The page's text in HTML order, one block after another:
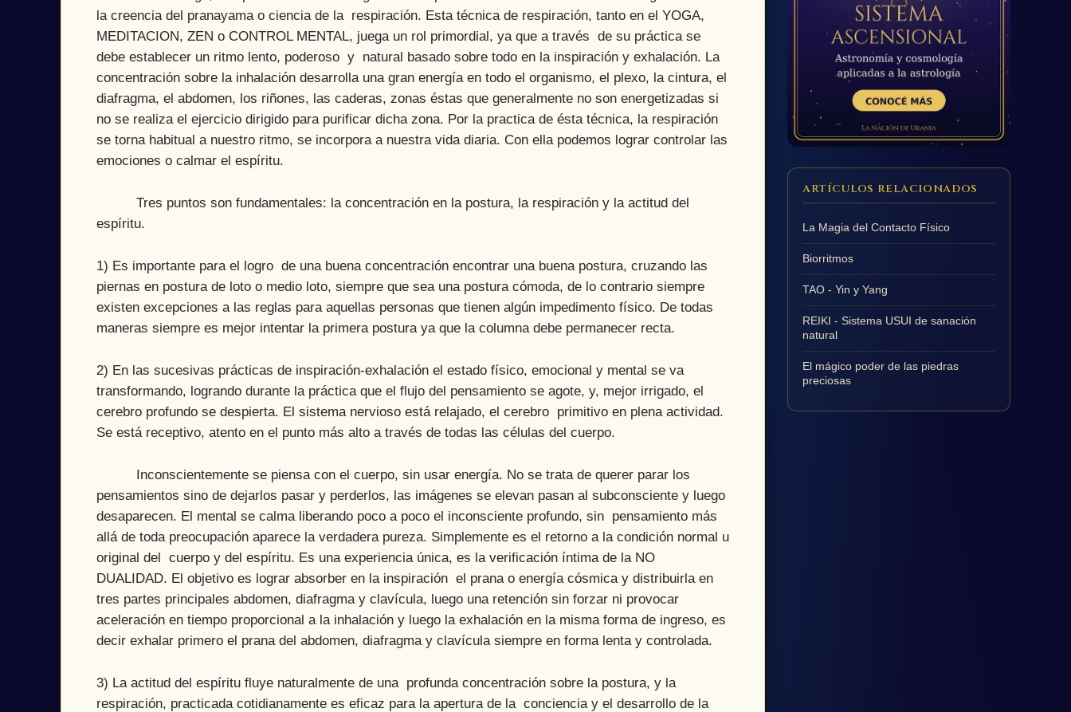
la creencia del pranayama o ciencia de la respiración. Esta técnica de respiración, tanto en el YOGA,
MEDITACION, ZEN o CONTROL MENTAL, juega un rol primordial, ya que a través de su práctica se
debe establecer un ritmo lento, poderoso y natural basado sobre todo en la inspiración y exhalación. La
concentración sobre la inhalación desarrolla una gran energía en todo el organismo, el plexo, la cintura, el
diafragma, el abdomen, los riñones, las caderas, zonas éstas que generalmente no son energetizadas si
no se realiza el ejercicio dirigido para purificar dicha zona. Por la practica de ésta técnica, la respiración
se torna habitual a nuestro ritmo, se incorpora a nuestra vida diaria. Con ella podemos lograr controlar las
emociones o calmar el espíritu.
Tres puntos son fundamentales: la concentración en la postura, la respiración y la actitud del
espíritu.
1) Es importante para el logro de una buena concentración encontrar una buena postura, cruzando las
piernas en postura de loto o medio loto, siempre que sea una postura cómoda, de lo contrario siempre
existen excepciones a las reglas para aquellas personas que tienen algún impedimento físico. De todas
maneras siempre es mejor intentar la primera postura ya que la columna debe permanecer recta.
2) En las sucesivas prácticas de inspiración-exhalación el estado físico, emocional y mental se va
transformando, logrando durante la práctica que el flujo del pensamiento se agote, y, mejor irrigado, el
cerebro profundo se despierta. El sistema nervioso está relajado, el cerebro primitivo en plena actividad.
Se está receptivo, atento en el punto más alto a través de todas las células del cuerpo.
Inconscientemente se piensa con el cuerpo, sin usar energía. No se trata de querer parar los
pensamientos sino de dejarlos pasar y perderlos, las imágenes se elevan pasan al subconsciente y luego
desaparecen. El mental se calma liberando poco a poco el inconsciente profundo, sin pensamiento más
allá de toda preocupación aparece la verdadera pureza. Simplemente es el retorno a la condición normal u
original del cuerpo y del espíritu. Es una experiencia única, es la verificación íntima de la NO
DUALIDAD. El objetivo es lograr absorber en la inspiración el prana o energía cósmica y distribuirla en
tres partes principales abdomen, diafragma y clavícula, luego una retención sin forzar ni provocar
aceleración en tiempo proporcional a la inhalación y luego la exhalación en la misma forma de ingreso, es
decir exhalar primero el prana del abdomen, diafragma y clavícula siempre en forma lenta y controlada.
3) La actitud del espíritu fluye naturalmente de una profunda concentración sobre la postura, y la
respiración, practicada cotidianamente es eficaz para la apertura de la conciencia y el desarrollo de la
ARTÍCULOS RELACIONADOS
La Magia del Contacto Físico
Biorritmos
TAO - Yin y Yang
REIKI - Sistema USUI de sanación
natural
El mágico poder de las piedras
preciosas